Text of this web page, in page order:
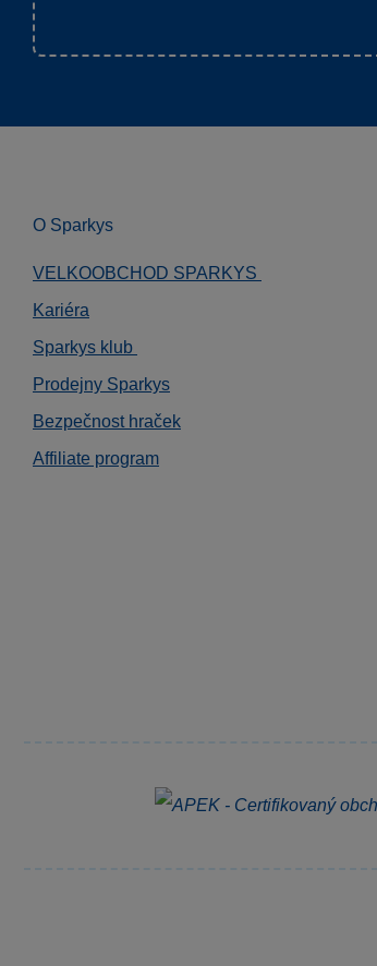
O Sparkys
VELKOOBCHOD SPARKYS
Kariéra
Sparkys klub
Prodejny Sparkys
Bezpečnost hraček
Affiliate program